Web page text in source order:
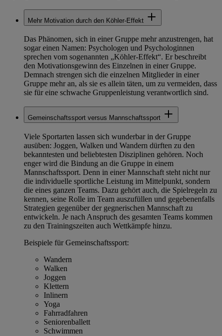
Mehr Motivation durch den Köhler-Effekt
Das Phänomen, sich in einer Gruppe mehr anzustrengen, hat
sogar einen Namen: Psychologen und Psychologinnen
sprechen vom sogenannten „Köhler-Effekt“. Er beschreibt
den Motivationsgewinn des Einzelnen in einer Gruppe.
Demnach strengen sich die einzelnen Mitglieder in einer
Gruppe mehr an, als sie es allein täten, um zu vermeiden, dass
sie für eine schwache Gruppenleistung verantwortlich sind.
Gemeinschaftssport versus Mannschaftssport
Viele Sportarten lassen sich wunderbar in der Gruppe
ausüben: Joggen, Walken und Wandern dürften zu den
bekanntesten und beliebtesten Disziplinen gehören. Noch
enger wird die Bindung an die Gruppe in einem
Mannschaftssport. Denn in einer Mannschaft steht nicht nur
die individuelle sportliche Leistung im Mittelpunkt, sondern
die eines ganzen Teams. Dazu gehört auch, die Spielregeln zu
kennen, seine Rolle im Team auszufüllen und gegebenenfalls
Strategien gegenüber der gegnerischen Mannschaft zu
entwickeln. Je nach Anspruch des gesamten Teams kommen
zu den Trainingszeiten auch Wettkämpfe hinzu.
Beispiele für Gemeinschaftssport:
Wandern
Walken
Joggen
Klettern
Inlinern
Yoga
Fahrradfahren
Seniorenballett
Schwimmen